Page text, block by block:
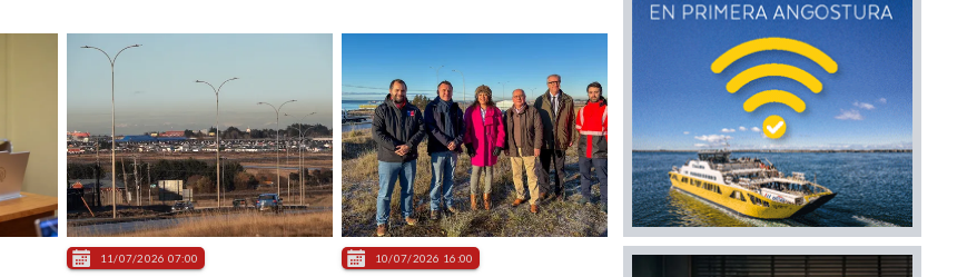
11/07/2026 07:00 10/07/2026 16:00